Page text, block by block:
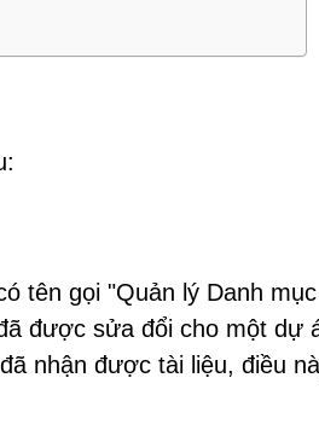
tên gọi "Quản lý Danh
được sửa đổi cho một dự
nhận được tài liệu, điều